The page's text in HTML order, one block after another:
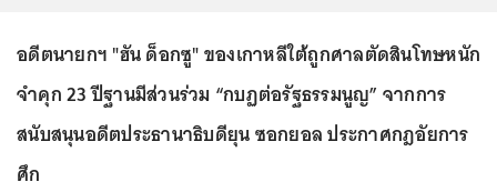
อดีตนายกฯ "ฮัน ด็อกซู" ของเกาหลีใต้ถูกศาลตัดสินโทษหนัก
จำคุก 23 ปีฐานมีส่วนร่วม “กบฏต่อรัฐธรรมนูญ” จากการ
สนับสนุนอดีตประธานาธิบดียุน ซอกยอล ประกาศกฎอัยการ
ศึก